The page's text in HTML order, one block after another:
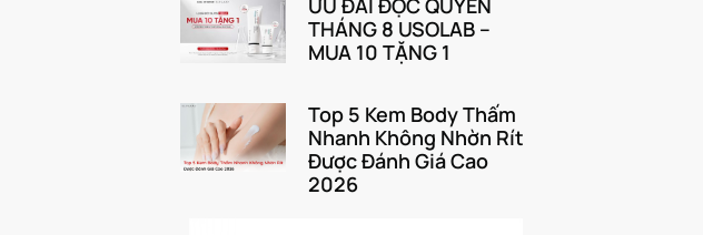
ƯU ĐÃI ĐỘC QUYỀN
THÁNG 8 USOLAB –
MUA 10 TẶNG 1
Top 5 Kem Body Thấm
Nhanh Không Nhờn Rít
Được Đánh Giá Cao
2026